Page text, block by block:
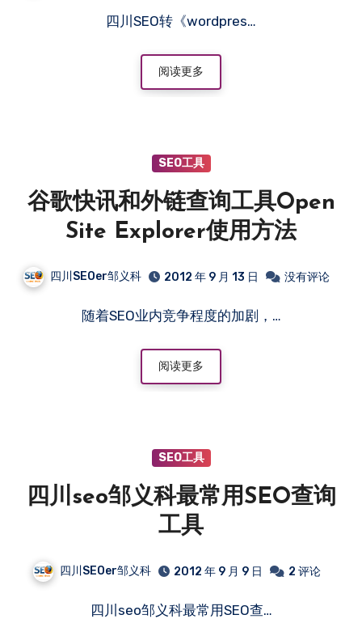
四川SEO转《wordpres…
阅读更多
SEO工具
谷歌快讯和外链查询工具Open
Site Explorer使用方法
四川SEOer邹义科 2012 年 9 月 13 日 没有评论
随着SEO业内竞争程度的加剧，…
阅读更多
SEO工具
四川seo邹义科最常用SEO查询
工具
四川SEOer邹义科 2012 年 9 月 9 日 2 评论
四川seo邹义科最常用SEO查…